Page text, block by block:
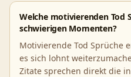
Welche motivierenden Tod
schwierigen Momenten?
Motivierende Tod Sprüche
es sich lohnt
Zitate sprechen direkt die